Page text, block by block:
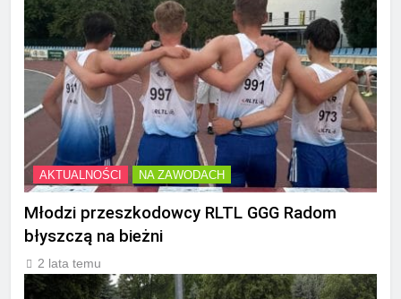
AKTUALNOŚCI NA ZAWODACH
Młodzi przeszkodowcy RLTL GGG Radom
błyszczą na bieżni
2 lata temu